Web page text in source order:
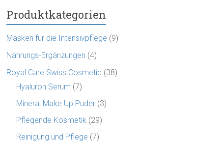
Produktkategorien
Masken für die Intensivpflege (9)
Nahrungs-Ergänzungen (4)
Royal Care Swiss Cosmetic (38)
Hyaluron Serum (7)
Mineral Make Up Puder (3)
Pflegende Kosmetik (29)
Reinigung und Pflege (7)